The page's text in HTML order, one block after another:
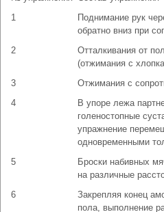
1
Поднимание рук
обратно вниз при
2
Отталкивания от
(отжимания с
3
Отжимания с
4
В упоре лежа
голеностопные
упражнение
одновременными
5
Броски набивных
на различные
6
Закрепляя конец
пола, выполнение